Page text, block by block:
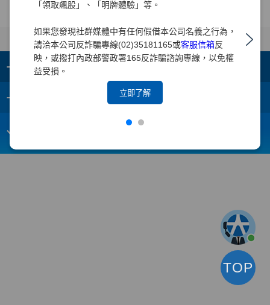
「領取飆股」、「明牌體驗」等。
如果您發現社群媒體中有任何假借本公司名義之行為，
請洽本公司反詐騙專線(02)35181165或客服信箱反
映，或撥打內政部警政署165反詐騙諮詢專線，以免權
益受損。
立即了解
+ 集團成員
+
webmaster@yuanta.com
TOP